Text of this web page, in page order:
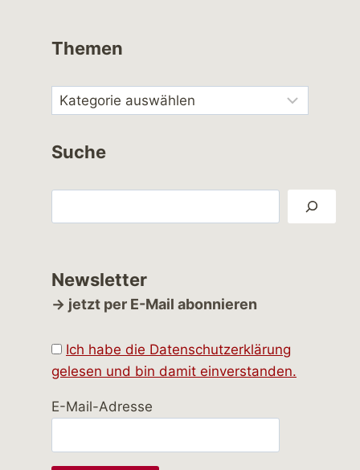
Themen
Suche
Newsletter
→ jetzt per E-Mail abonnieren
Ich habe die Datenschutzerklärung
gelesen und bin damit einverstanden.
E-Mail-Adresse